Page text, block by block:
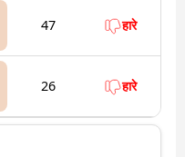
47 हारे
26 हारे